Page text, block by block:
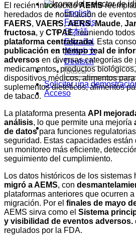
English
Français
日本語
Español
简体中文
Deutsch
Solicitar una
Acceso
El recién introducidoAEMS
heredados de notificación de
FAERS, VAERS,AERS,Maude,
fructosa, y CTPAE, reuniendo
plataforma centralizada. Esta
publicación en tiempo real de
adversos en diversas categorías de
medicamentos, productos
dispositivos médicos, alimentos
suplementos dietéticos, alimentos
de tabaco.
La plataforma presenta API
análisis, lo que permite una mejoría
de datospara funciones
seguridad. Estas capacidades
un monitoreo más eficiente,
seguimiento del cumplimiento.
Los datos históricos de los sistemas
migró a AEMS, con
plataformas anteriores que ocurren
migración. Por el finales de mayo
AEMS sirva como el Sistema
y visibilidad de eventos adversos.
regulados por la FDA.